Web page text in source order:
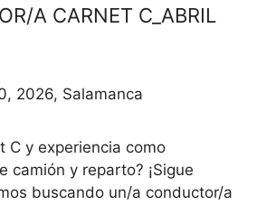
A CARNET C_ABRIL
2026, Salamanca
C y experiencia como
camión y reparto? ¡Sigue
buscando un/a conductor/a